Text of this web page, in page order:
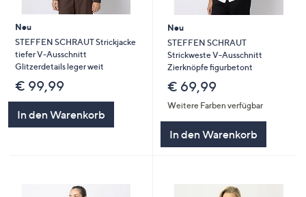
Neu
STEFFEN SCHRAUT Strickjacke
tiefer V-Ausschnitt
Glitzerdetails leger weit
€ 99,99
In den Warenkorb
Neu
STEFFEN SCHRAUT
Strickweste V-Ausschnitt
Zierknöpfe figurbetont
€ 69,99
Weitere Farben verfügbar
In den Warenkorb